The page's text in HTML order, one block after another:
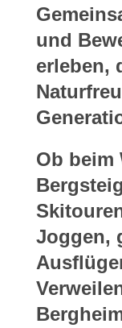
und
erleben,
Ob beim
Joggen,